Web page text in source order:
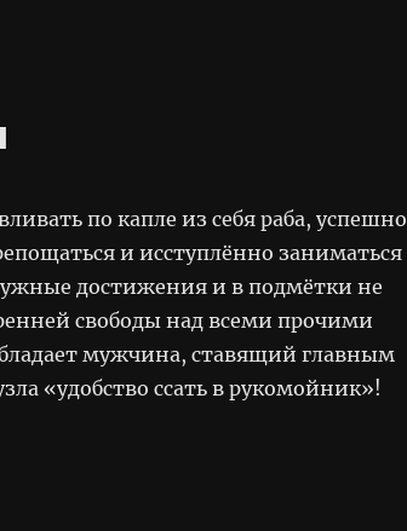
по капле из себя раба, успешно
и исступлённо заниматься
достижения и в подмётки не
свободы над всеми прочими
мужчина, ставящий главным
«удобство ссать в рукомойник»!